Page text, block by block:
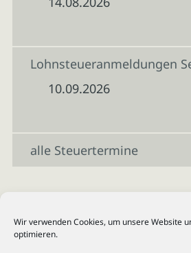
Wir verwenden Cookies, um unsere Website
optimieren.
Lohnsteueranmeldungen
10.09.2026
alle Steuertermine